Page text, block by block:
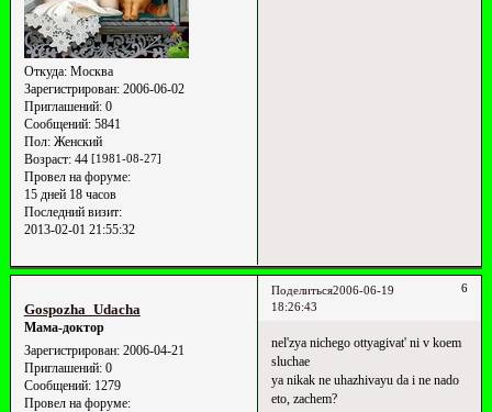
Откуда:Москва
Зарегистрирован: 2006-06-02
Приглашений:0
Сообщений:5841
Пол:Женский
Возраст:44 [1981-08-27]
Провел на форуме:
15 дней 18 часов
Последний визит:
2013-02-01 21:55:32
Поделиться 6
2006-06-19
18:26:43
Gospozha_Udacha
Мама-доктор
Зарегистрирован: 2006-04-21
Приглашений:0
Сообщений:1279
Провел на форуме:
nel'zya nichego ottyagivat' ni v koem
sluchae
ya nikak ne uhazhivayu da i ne nado
eto, zachem?